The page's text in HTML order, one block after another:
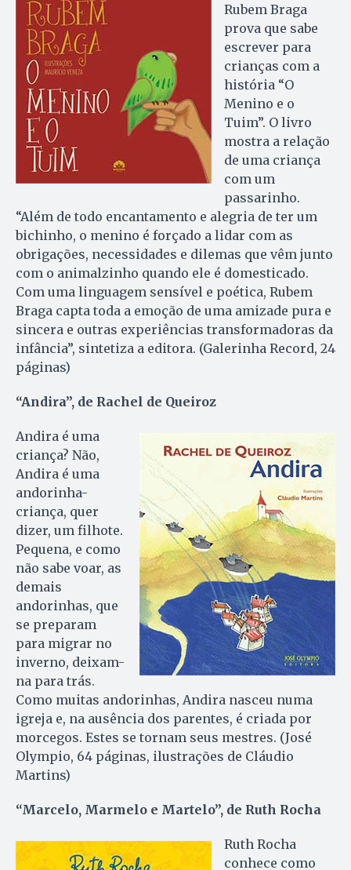
Rubem Braga
prova que sabe
escrever para
crianças com a
história “O
Menino e o
Tuim”. O livro
mostra a relação
de uma criança
com um
passarinho.
“Além de todo encantamento e alegria de ter um
bichinho, o menino é forçado a lidar com as
obrigações, necessidades e dilemas que vêm junto
com o animalzinho quando ele é domesticado.
Com uma linguagem sensível e poética, Rubem
Braga capta toda a emoção de uma amizade pura e
sincera e outras experiências transformadoras da
infância”, sintetiza a editora. (Galerinha Record, 24
páginas)
“Andira”, de Rachel de Queiroz
Andira é uma
criança? Não,
Andira é uma
andorinha-
criança, quer
dizer, um filhote.
Pequena, e como
não sabe voar, as
demais
andorinhas, que
se preparam
para migrar no
inverno, deixam-
na para trás.
Como muitas andorinhas, Andira nasceu numa
igreja e, na ausência dos parentes, é criada por
morcegos. Estes se tornam seus mestres. (José
Olympio, 64 páginas, ilustrações de Cláudio
Martins)
“Marcelo, Marmelo e Martelo”, de Ruth Rocha
Ruth Rocha
conhece como